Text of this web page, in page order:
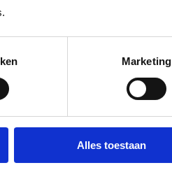
Marketing
Alles toestaan